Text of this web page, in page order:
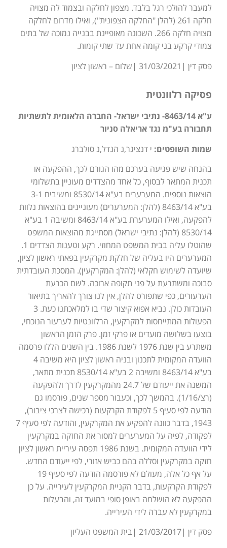
למעבר להולכי רגל בלבד. מצפון לחלקה ובצמוד לה מצויה
חלקה 261 (להלן "החלקה הצפונית"), ואילו מדרום לחלקה
מצויה חלקה 266. השכונה מאופיינת בבנייה נמוכה של בתים
צמודי קרקע בני קומה אחת עד שתי קומות.
פסק דין |31/03/2021 |שלום – ראשון לציון
פסיקה רלוונטית
ע"א 8463/14- נתיבי ישראל- החברה הלאומית לתשתיות
תחבורה בע"מ נגד אריאלה סניור
שמות השופטים: י דנציגר,נ הנדל,נ סולברג
בהנחה שיש פגיעה בערכם מהו הגורם לכך, ההפקעה או
תכנית המתאר לבסוף, כל אחד מהצדדים מעוניין בתשלומי
הוצאות נוספים. המערערים בע"א 8530/14 ומשיבים 3-1
בע"א 8463/14 (להלן: המערערים) מעוניינים בהוצאות נלוות
להפקעה, ואילו המערערת בע"א 8463/14 ומשיבה 1 בע"א
8530/14 (להלן: נתיבי ישראל) מסתייגת מהוצאות המשפט
שהוטלו עליה בבית המשפט המחוזי. רקע וטענות הצדדים 1.
המערערים היו בעליה של חלקת מקרקעין בפאתי ראשון לציון,
שיועדה לשימוש חקלאי (להלן: המקרקעין). המסכת העובדתית
סבוכה ומשתרעת על פני תקופה ארוכה. לשם הכרעת
הערעורים, כפי שתפורט להלן, אין לנו צורך להאריך בתיאור
העובדות כולן. נביא אפוא קיצור שדי בו למלאכתנו כעת. 3
הפעולות המתייחסות למקרקעין, הרלוונטיות לערעור הנוכחי,
בוצעו בשלושה מועדים או פרקי זמן. פרק הזמן הראשון
משתרע בין שנת 1976 לשנת 1986. בין השנים הללו פרסמה
הוועדה המקומית לתכנון ובניה ראשון לציון היא משיבה 4
בע"א 8463/14 ומשיבה 2 בע"א 8530/14 תכנית מתאר,
המשנה את ייעודם של 24.7 מהמקרקעין לדרך ולהפקעה
(רצ/1/16). בהמשך לכך, וכעבור מספר שנים, פורסמו גם
הודעה לפי סעיף 5 לפקודת הקרקעות (רכישה לצרכי ציבור),
1943, בדבר כוונה להפקיע את המקרקעין, והודעה לפי סעיף 7
לפקודה, לפיה על המערערים למסור את החזקה במקרקעין
לידי הוועדה המקומית. בשנת 1986 תפסה עיריית ראשון לציון
חזקה במקרקעין וסללה בהם כביש אזורי, לפי ייעודם החדש.
על אף כל אלה, מעולם לא פורסמה הודעה לפי סעיף 19
לפקודת הקרקעות, בדבר הקניית המקרקעין לעירייה. על כן
ההפקעה לא הושלמה באופן סופי במועד זה, והבעלות
במקרקעין לא עברה לידי העירייה.
פסק דין |21/03/2017 |בית המשפט העליון